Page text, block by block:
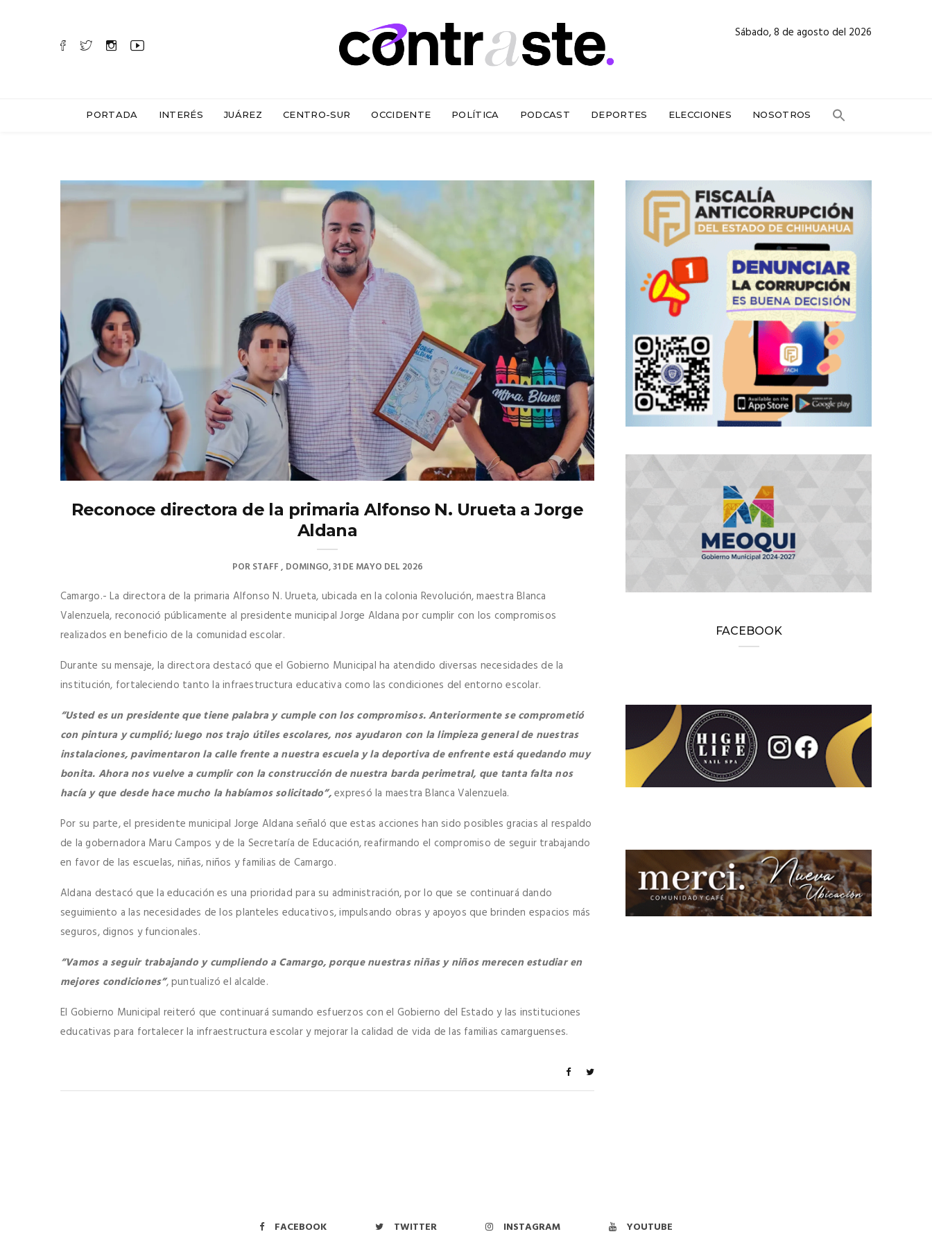
Sábado, 8 de agosto del 2026
PORTADA INTERÉS JUÁREZ CENTRO-SUR OCCIDENTE POLÍTICA PODCAST DEPORTES ELECCIONES NOSOTROS
Reconoce directora de la primaria Alfonso N. Urueta a Jorge
Aldana
PORSTAFF DOMINGO, 31 DE MAYO DEL 2026
Camargo.- La directora de la primaria Alfonso N. Urueta, ubicada en la colonia Revolución, maestra Blanca
Valenzuela, reconoció públicamente al presidente municipal Jorge Aldana por cumplir con los compromisos
realizados en beneficio de la comunidad escolar.
Durante su mensaje, la directora destacó que el Gobierno Municipal ha atendido diversas necesidades de la
institución, fortaleciendo tanto la infraestructura educativa como las condiciones del entorno escolar.
“Usted es un presidente que tiene palabra y cumple con los compromisos. Anteriormente se comprometió
con pintura y cumplió; luego nos trajo útiles escolares, nos ayudaron con la limpieza general de nuestras
instalaciones, pavimentaron la calle frente a nuestra escuela y la deportiva de enfrente está quedando muy
bonita. Ahora nos vuelve a cumplir con la construcción de nuestra barda perimetral, que tanta falta nos
hacía y que desde hace mucho la habíamos solicitado”,expresó la maestra Blanca Valenzuela.
Por su parte, el presidente municipal Jorge Aldana señaló que estas acciones han sido posibles gracias al respaldo
de la gobernadora Maru Campos y de la Secretaría de Educación, reafirmando el compromiso de seguir trabajando
en favor de las escuelas, niñas, niños y familias de Camargo.
Aldana destacó que la educación es una prioridad para su administración, por lo que se continuará dando
seguimiento a las necesidades de los planteles educativos, impulsando obras y apoyos que brinden espacios más
seguros, dignos y funcionales.
“Vamos a seguir trabajando y cumpliendo a Camargo, porque nuestras niñas y niños merecen estudiar en
mejores condiciones”, puntualizó el alcalde.
El Gobierno Municipal reiteró que continuará sumando esfuerzos con el Gobierno del Estado y las instituciones
educativas para fortalecer la infraestructura escolar y mejorar la calidad de vida de las familias camarguenses.
FACEBOOK
FACEBOOK TWITTER INSTAGRAM YOUTUBE